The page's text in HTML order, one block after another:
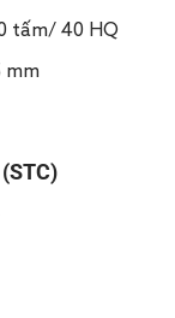
tấm/ 40 HQ
mm